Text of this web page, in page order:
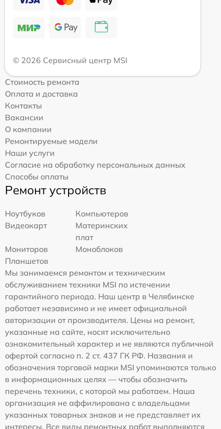
© 2026 Сервисный центр MSI
Стоимость ремонта
Оплата и доставка
Контакты
Вакансии
О компании
Ремонтируемые модели
Наши услуги
Согласие на обработку персональных данных
Способы оплаты
Ремонт устройств
Ноутбуков
Компьютеров
Видеокарт
Материнских
плат
Мониторов
Моноблоков
Планшетов
Мы занимаемся ремонтом и техническим
обслуживанием техники MSI по истечении
гарантийного периода. Наш центр в Челябинске
работает независимо и не имеет официальной
авторизации от производителя. Цены на ремонт,
указанные на сайте, носят исключительно
ознакомительный характер и не являются публичной
офертой согласно п. 2 ст. 437 ГК РФ. Названия и
обозначения торговой марки MSI упоминаются только
в информационных целях — чтобы обозначить
перечень техники, с которой мы работаем. Наша
организация не аффилирована с владельцами
указанных товарных знаков и не представляет их
интересы. Все виды ремонтных работ выполняются